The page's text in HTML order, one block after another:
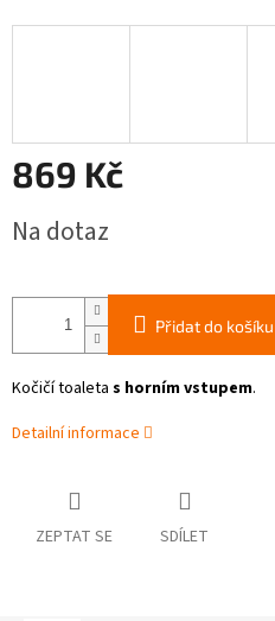
869 Kč
cena:
Na dotaz
Přidat do košíku
Kočičí toaleta s horním vstupem.
Detailní informace
ZEPTAT SE SDÍLET